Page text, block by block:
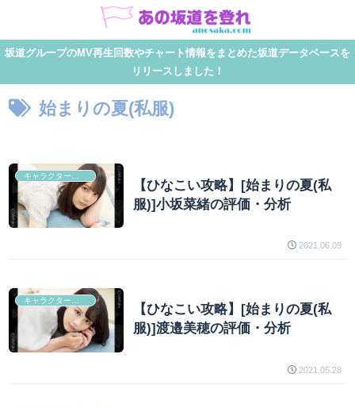
坂道グループのMV再生回数やチャート情報をまとめた坂道データベースを
リリースしました！
始まりの夏(私服)
【ひなこい攻略】[始まりの夏(私
服)]小坂菜緒の評価・分析
2021.06.09
【ひなこい攻略】[始まりの夏(私
服)]渡邉美穂の評価・分析
2021.05.28